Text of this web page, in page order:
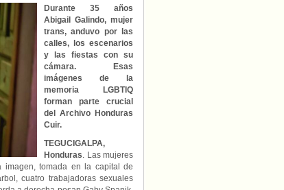
Durante 35 años
Abigail Galindo, mujer
trans, anduvo por las
calles, los escenarios
y las fiestas con su
cámara. Esas
imágenes de la
memoria LGBTIQ
forman parte crucial
del Archivo Honduras
Cuir.
TEGUCIGALPA,
Honduras. Las mujeres
tomada en la capital de
cuatro trabajadoras sexuales